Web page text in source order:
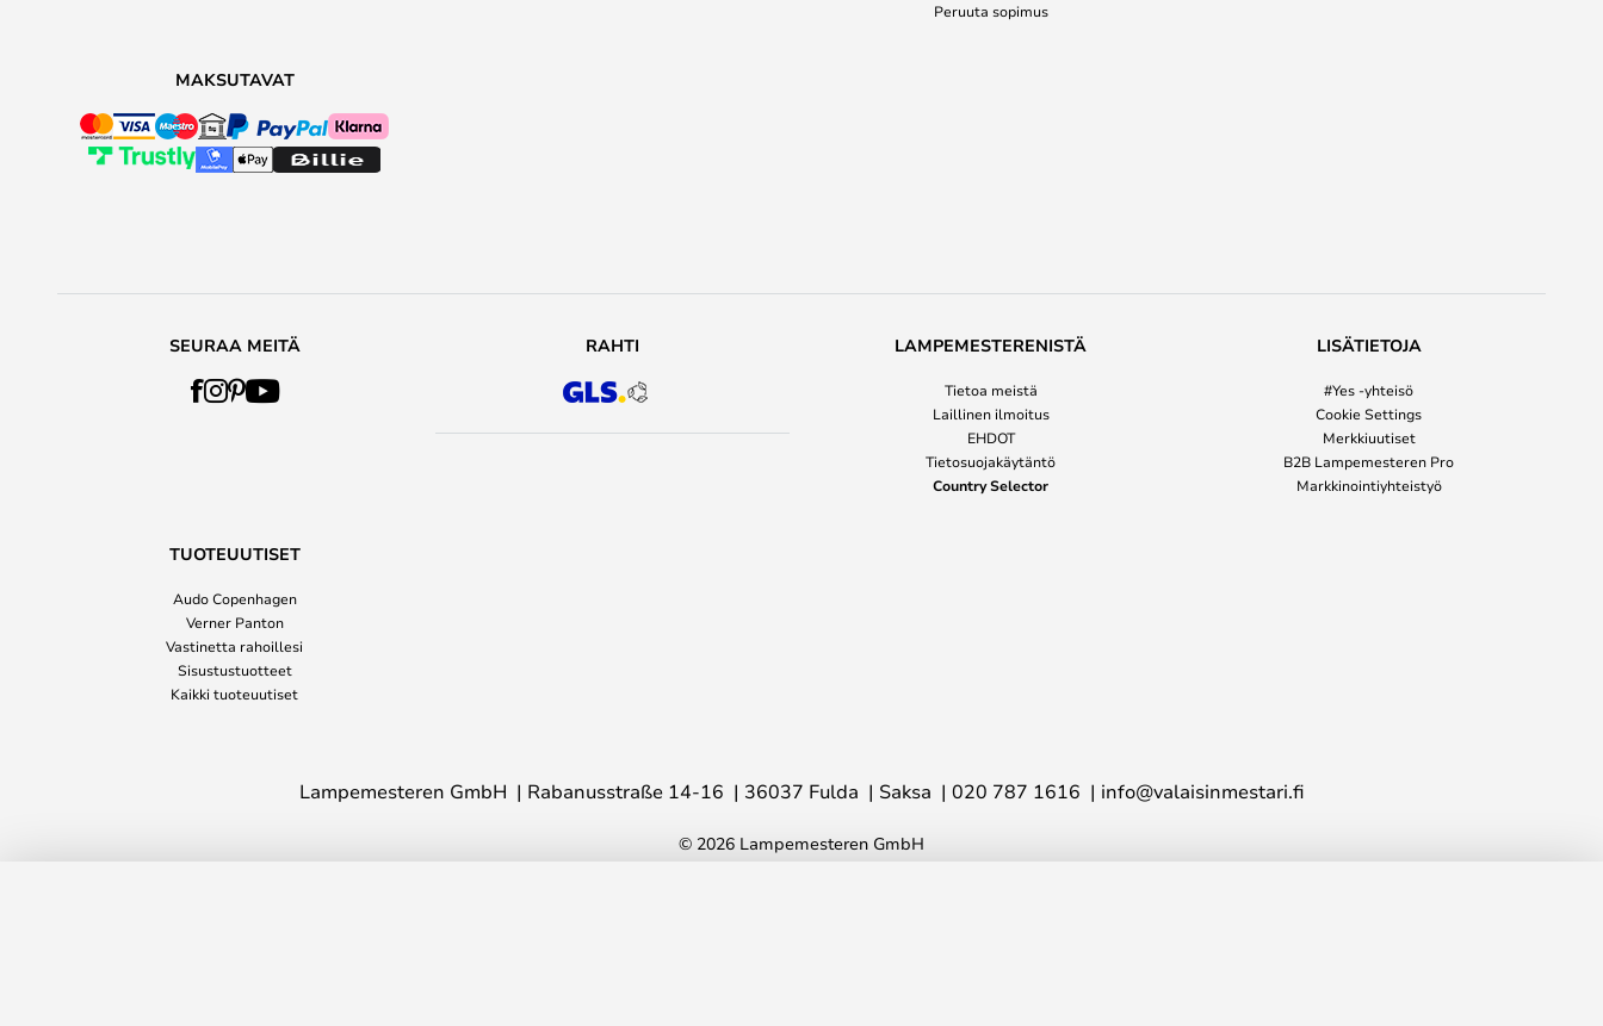
Peruuta sopimus
MAKSUTAVAT
SEURAA MEITÄ RAHTI LAMPEMESTERENISTÄ
Tietoa meistä
Laillinen ilmoitus
EHDOT
Tietosuojakäytäntö
Country Selector
LISÄTIETOJA
#Yes -yhteisö
Cookie Settings
Merkkiuutiset
B2B Lampemesteren Pro
Markkinointiyhteistyö
TUOTEUUTISET
Audo Copenhagen
Verner Panton
Vastinetta rahoillesi
Sisustustuotteet
Kaikki tuoteuutiset
Lampemesteren GmbH Rabanusstraße 14-16 36037 Fulda Saksa 020 787 1616 info@valaisinmestari.fi
© 2026 Lampemesteren GmbH